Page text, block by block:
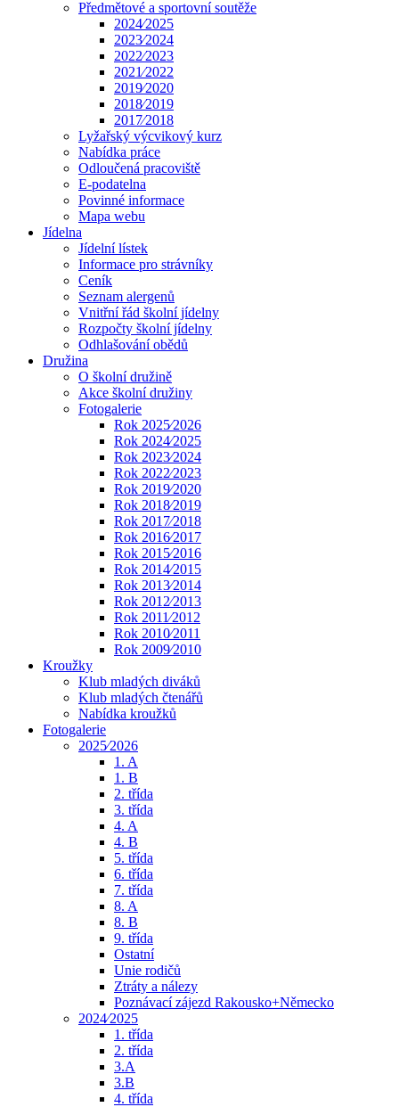
Předmětové a sportovní soutěže
2024⁄2025
2023⁄2024
2022⁄2023
2021⁄2022
2019⁄2020
2018⁄2019
2017⁄2018
Lyžařský výcvikový kurz
Nabídka práce
Odloučená pracoviště
E-podatelna
Povinné informace
Mapa webu
Jídelna
Jídelní lístek
Informace pro strávníky
Ceník
Seznam alergenů
Vnitřní řád školní jídelny
Rozpočty školní jídelny
Odhlašování obědů
Družina
O školní družině
Akce školní družiny
Fotogalerie
Rok 2025⁄2026
Rok 2024⁄2025
Rok 2023⁄2024
Rok 2022⁄2023
Rok 2019⁄2020
Rok 2018⁄2019
Rok 2017⁄2018
Rok 2016⁄2017
Rok 2015⁄2016
Rok 2014⁄2015
Rok 2013⁄2014
Rok 2012⁄2013
Rok 2011⁄2012
Rok 2010⁄2011
Rok 2009⁄2010
Kroužky
Klub mladých diváků
Klub mladých čtenářů
Nabídka kroužků
Fotogalerie
2025⁄2026
1. A
1. B
2. třída
3. třída
4. A
4. B
5. třída
6. třída
7. třída
8. A
8. B
9. třída
Ostatní
Unie rodičů
Ztráty a nálezy
Poznávací zájezd Rakousko+Německo
2024⁄2025
1. třída
2. třída
3.A
3.B
4. třída